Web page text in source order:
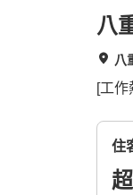
八
八
[工作
住